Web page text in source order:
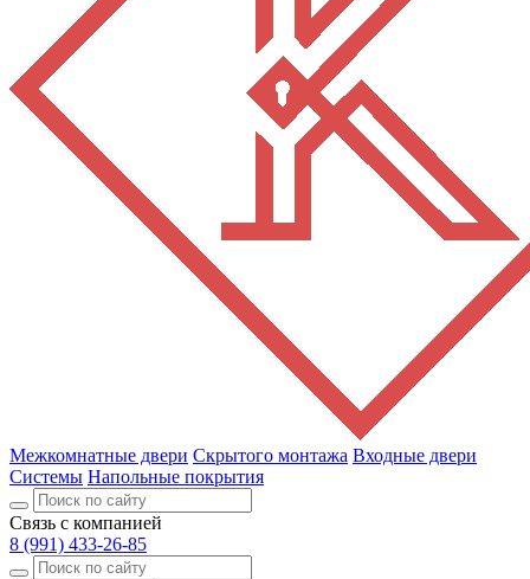
Межкомнатные двери Скрытого монтажа Входные двери
Системы Напольные покрытия
Связь с компанией
8 (991) 433-26-85